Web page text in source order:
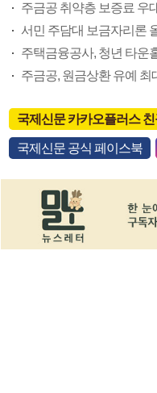
주금공 취약층 보증료 우
서민 주담대 보금자리론
주택금융공사, 청년 타운
주금공, 원금상환 유예
국제신문 카카오플러스
국제신문 공식 페이스북